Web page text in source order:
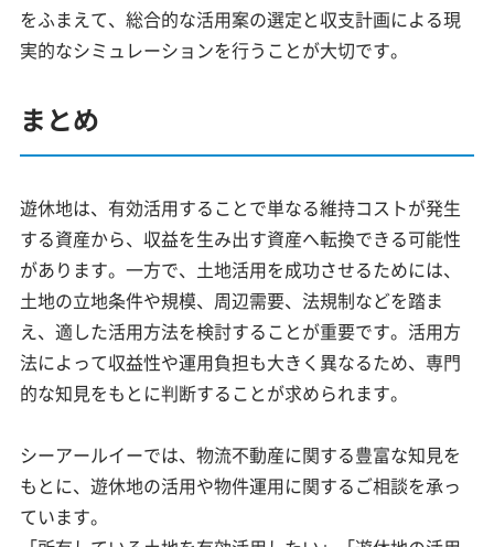
をふまえて、総合的な活用案の選定と収支計画による現
実的なシミュレーションを行うことが大切です。
まとめ
遊休地は、有効活用することで単なる維持コストが発生
する資産から、収益を生み出す資産へ転換できる可能性
があります。一方で、土地活用を成功させるためには、
土地の立地条件や規模、周辺需要、法規制などを踏ま
え、適した活用方法を検討することが重要です。活用方
法によって収益性や運用負担も大きく異なるため、専門
的な知見をもとに判断することが求められます。
シーアールイーでは、物流不動産に関する豊富な知見を
もとに、遊休地の活用や物件運用に関するご相談を承っ
ています。